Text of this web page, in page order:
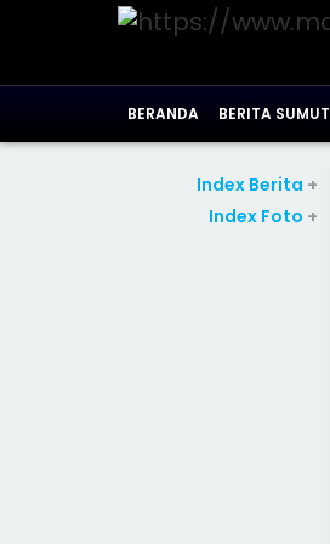
BERANDA BERITA SUMUT
Index Berita +
Index Foto +